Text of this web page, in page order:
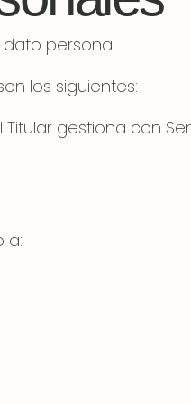
personal.
los siguientes:
gestiona con
a: